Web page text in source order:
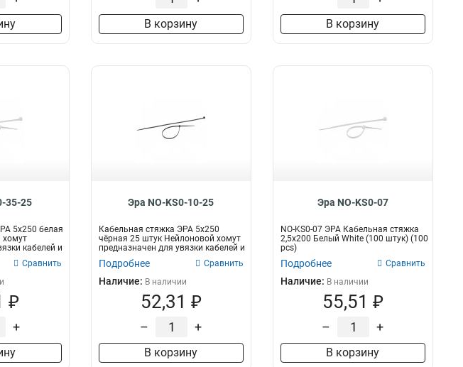
В корзину В корзину
35-25
5x250 белая
хомут
кабелей и
Сравнить
₽
+
Эра NO-KS0-10-25
Кабельная стяжка ЭРА 5x250
чёрная 25 штук Нейлоновой хомут
предназначен для увязки кабелей и
Подробнее Сравнить
Наличие: В наличии
52,31 ₽
– +
В корзину
Эра NO-KS0-07
NO-KS0-07 ЭРА Кабельная стяжка
2,5х200 Белый White (100 штук) (100
pcs)
Подробнее Сравнить
Наличие: В наличии
55,51 ₽
– +
В корзину